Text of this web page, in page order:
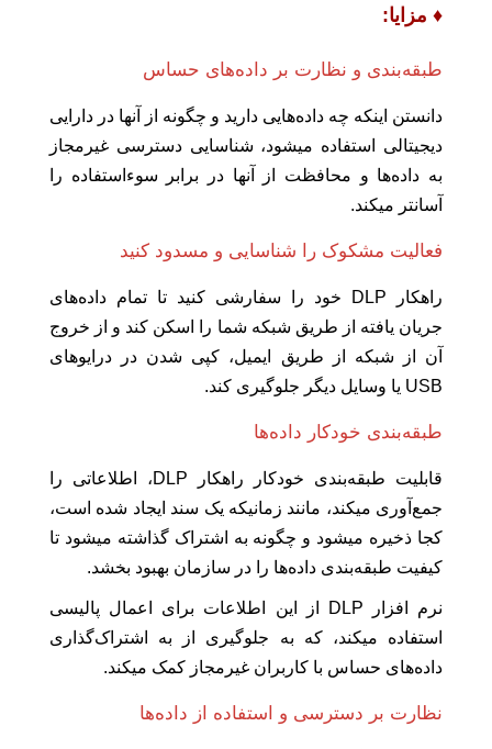
♦ مزایا:
طبقه‌بندی و نظارت بر داده‌های حساس
دانستن اینکه چه داده‌هایی دارید و چگونه از آنها در دارایی
دیجیتالی استفاده میشود، شناسایی دسترسی غیرمجاز
به داده‌ها و محافظت از آنها در برابر سوء‌استفاده را
آسانتر میکند.
فعالیت مشکوک را شناسایی و مسدود کنید
راهکار DLP خود را سفارشی کنید تا تمام داده‌های
جریان یافته از طریق شبکه شما را اسکن کند و از خروج
آن از شبکه از طریق ایمیل، کپی شدن در درایوهای
USB یا وسایل دیگر جلوگیری کند.
طبقه‌بندی خودکار داده‌ها
قابلیت طبقه‌بندی خودکار راهکار DLP، اطلاعاتی را
جمع‌آوری میکند، مانند زمانیکه یک سند ایجاد شده است،
کجا ذخیره میشود و چگونه به اشتراک گذاشته میشود تا
کیفیت طبقه‌بندی داده‌ها را در سازمان بهبود بخشد.
نرم افزار DLP از این اطلاعات برای اعمال پالیسی
استفاده میکند، که به جلوگیری از به اشتراک‌گذاری
داده‌های حساس با کاربران غیرمجاز کمک میکند.
نظارت بر دسترسی و استفاده از داده‌ها